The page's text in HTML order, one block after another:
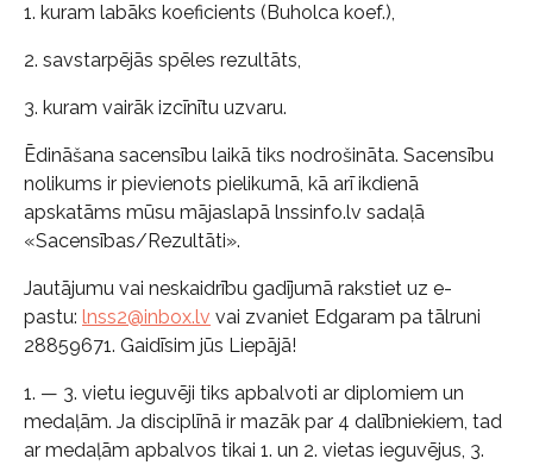
1. kuram labāks koeficients (Buholca koef.),
2. savstarpējās spēles rezultāts,
3. kuram vairāk izcīnītu uzvaru.
Ēdināšana sacensību laikā tiks nodrošināta. Sacensību
nolikums ir pievienots pielikumā, kā arī ikdienā
apskatāms mūsu mājaslapā lnssinfo.lv sadaļā
«Sacensības/Rezultāti».
Jautājumu vai neskaidrību gadījumā rakstiet uz e-
pastu: lnss2@inbox.lv vai zvaniet Edgaram pa tālruni
28859671. Gaidīsim jūs Liepājā!
1. — 3. vietu ieguvēji tiks apbalvoti ar diplomiem un
medaļām. Ja disciplīnā ir mazāk par 4 dalībniekiem, tad
ar medaļām apbalvos tikai 1. un 2. vietas ieguvējus, 3.